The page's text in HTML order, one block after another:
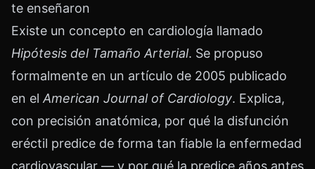
te enseñaron
Existe un concepto en cardiología llamado
Hipótesis del Tamaño Arterial. Se propuso
formalmente en un artículo de 2005 publicado
en el American Journal of Cardiology. Explica,
con precisión anatómica, por qué la disfunción
eréctil predice de forma tan fiable la enfermedad
cardiovascular — y por qué la predice años antes